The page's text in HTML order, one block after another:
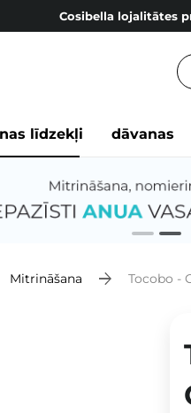
Cosibella lojalitātes
Dāvanu
Bezmaskas piegāde
līdzekļi dāvanas
Mitrināšana Tocobo -